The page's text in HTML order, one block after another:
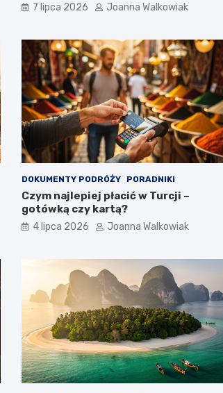
7 lipca 2026 Joanna Walkowiak
DOKUMENTY PODRÓŻY PORADNIKI
Czym najlepiej płacić w Turcji –
gotówką czy kartą?
4 lipca 2026 Joanna Walkowiak